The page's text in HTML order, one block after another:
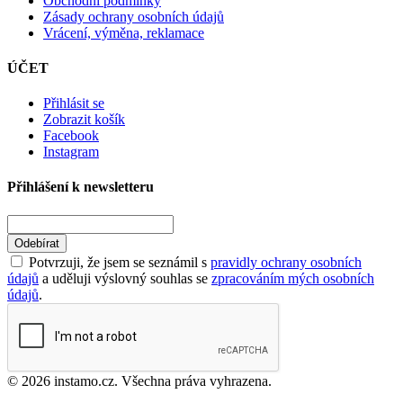
Zásady ochrany osobních údajů
Vrácení, výměna, reklamace
ÚČET
Přihlásit se
Zobrazit košík
Facebook
Instagram
Přihlášení k newsletteru
Odebírat
Potvrzuji, že jsem se seznámil s pravidly ochrany osobních
údajů a uděluji výslovný souhlas se zpracováním mých osobních
údajů.
© 2026 instamo.cz. Všechna práva vyhrazena.